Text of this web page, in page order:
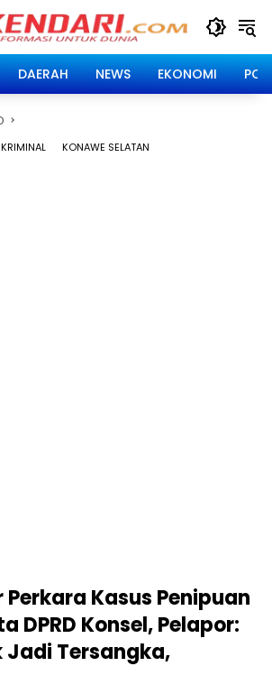
DAERAH NEWS EKONOMI
KONAWE SELATAN
Perkara Kasus Penipuan
DPRD Konsel, Pelapor:
Jadi Tersangka,